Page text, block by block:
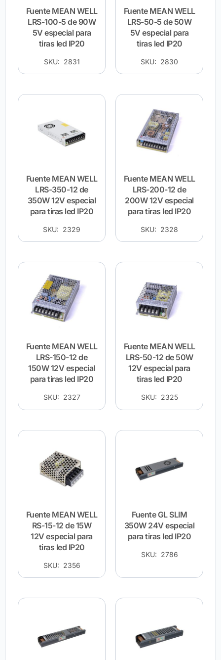
Fuente MEAN WELL
LRS-100-5 de 90W
5V especial para
tiras led IP20
SKU: 2831
Fuente MEAN WELL
LRS-50-5 de 50W
5V especial para
tiras led IP20
SKU: 2830
Fuente MEAN WELL
LRS-350-12 de
350W 12V especial
para tiras led IP20
SKU: 2329
Fuente MEAN WELL
LRS-200-12 de
200W 12V especial
para tiras led IP20
SKU: 2328
Fuente MEAN WELL
LRS-150-12 de
150W 12V especial
para tiras led IP20
SKU: 2327
Fuente MEAN WELL
LRS-50-12 de 50W
12V especial para
tiras led IP20
SKU: 2325
Fuente MEAN WELL
RS-15-12 de 15W
12V especial para
tiras led IP20
SKU: 2356
Fuente GL SLIM
350W 24V especial
para tiras led IP20
SKU: 2786